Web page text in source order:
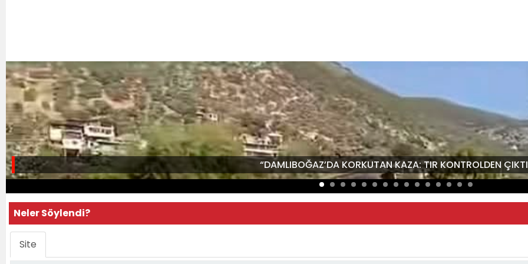
“DAMLIBOĞAZ’DA KORKUTAN KAZA: TIR KONTROLDEN
Neler Söylendi?
Site